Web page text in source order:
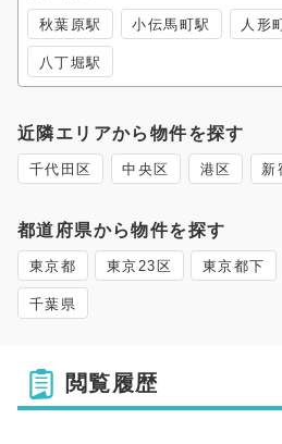
秋葉原駅 小伝馬町駅 人形
八丁堀駅
近隣エリアから物件を探す
千代田区 中央区 港区 新
都道府県から物件を探す
東京都 東京23区 東京都下
千葉県
閲覧履歴